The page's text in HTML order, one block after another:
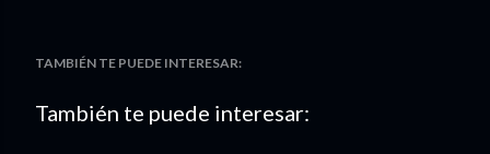
TAMBIÉN TE PUEDE INTERESAR:
También te puede interesar: